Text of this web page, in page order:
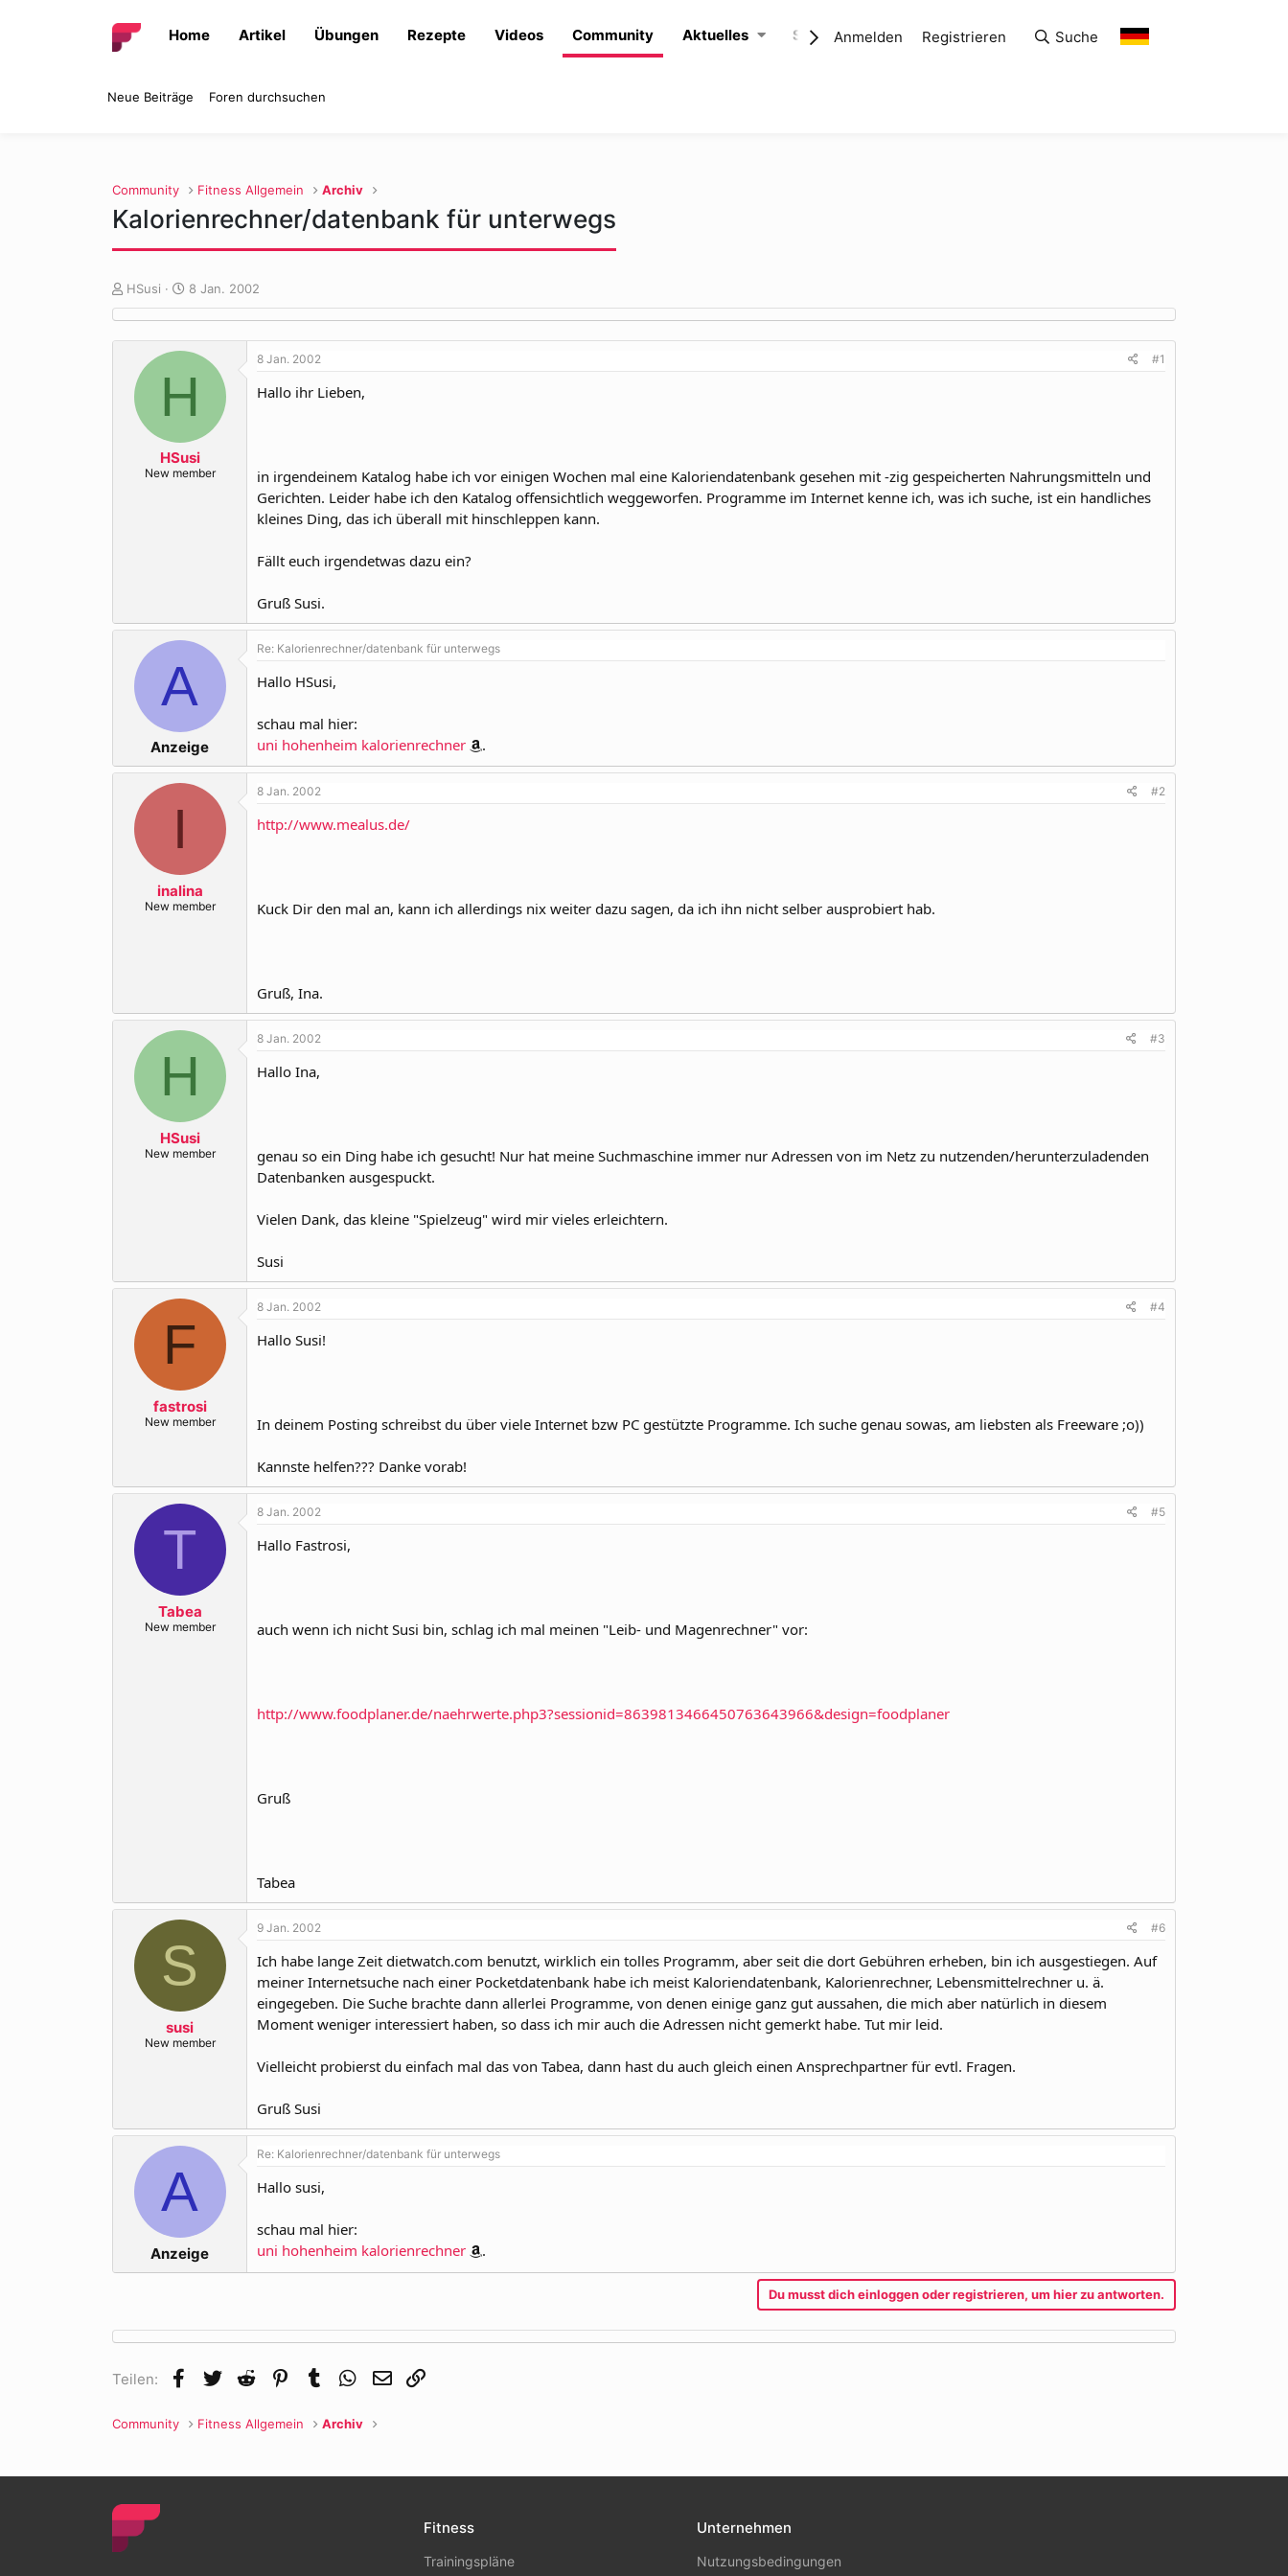
Home Artikel Übungen Rezepte Videos Community Aktuelles Shop Anmelden Registrieren Suche
Neue Beiträge Foren durchsuchen
Community Fitness Allgemein Archiv
Kalorienrechner/datenbank für unterwegs
E
r
s
t
HSusi
E
r
s
t
l
l
t
m
8 Jan. 2002
H
HSusi
New member
8 Jan. 2002 #1
Hallo ihr Lieben,
in irgendeinem Katalog habe ich vor einigen Wochen mal eine Kaloriendatenbank gesehen mit -zig gespeicherten Nahrungsmitteln und
Gerichten. Leider habe ich den Katalog offensichtlich weggeworfen. Programme im Internet kenne ich, was ich suche, ist ein handliches
kleines Ding, das ich überall mit hinschleppen kann.
Fällt euch irgendetwas dazu ein?
Gruß Susi.
A
Anzeige
Re: Kalorienrechner/datenbank für unterwegs
Hallo HSusi,
schau mal hier:
uni hohenheim kalorienrechner
.
I
inalina
New member
8 Jan. 2002 #2
http://www.mealus.de/
Kuck Dir den mal an, kann ich allerdings nix weiter dazu sagen, da ich ihn nicht selber ausprobiert hab.
Gruß, Ina.
H
HSusi
New member
8 Jan. 2002 #3
Hallo Ina,
genau so ein Ding habe ich gesucht! Nur hat meine Suchmaschine immer nur Adressen von im Netz zu nutzenden/herunterzuladenden
Datenbanken ausgespuckt.
Vielen Dank, das kleine "Spielzeug" wird mir vieles erleichtern.
Susi
F
fastrosi
New member
8 Jan. 2002 #4
Hallo Susi!
In deinem Posting schreibst du über viele Internet bzw PC gestützte Programme. Ich suche genau sowas, am liebsten als Freeware ;o))
Kannste helfen??? Danke vorab!
T
Tabea
New member
8 Jan. 2002 #5
Hallo Fastrosi,
auch wenn ich nicht Susi bin, schlag ich mal meinen "Leib- und Magenrechner" vor:
http://www.foodplaner.de/naehrwerte.php3?sessionid=8639813466450763643966&design=foodplaner
Gruß
Tabea
S
susi
New member
9 Jan. 2002 #6
Ich habe lange Zeit dietwatch.com benutzt, wirklich ein tolles Programm, aber seit die dort Gebühren erheben, bin ich ausgestiegen. Auf
meiner Internetsuche nach einer Pocketdatenbank habe ich meist Kaloriendatenbank, Kalorienrechner, Lebensmittelrechner u. ä.
eingegeben. Die Suche brachte dann allerlei Programme, von denen einige ganz gut aussahen, die mich aber natürlich in diesem
Moment weniger interessiert haben, so dass ich mir auch die Adressen nicht gemerkt habe. Tut mir leid.
Vielleicht probierst du einfach mal das von Tabea, dann hast du auch gleich einen Ansprechpartner für evtl. Fragen.
Gruß Susi
A
Anzeige
Re: Kalorienrechner/datenbank für unterwegs
Hallo susi,
schau mal hier:
uni hohenheim kalorienrechner
.
Du musst dich einloggen oder registrieren, um hier zu antworten.
Teilen: Facebook
Twitter Reddit PinterestTumblrWhatsApp
E-Mail
Community Fitness Allgemein Archiv
Fitness
Trainingspläne
Unternehmen
Nutzungsbedingungen